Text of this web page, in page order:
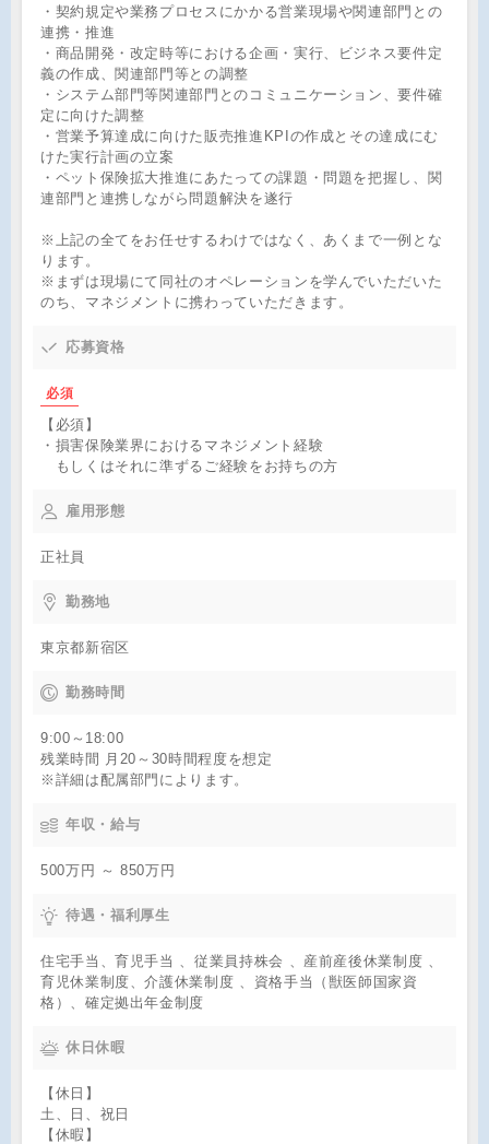
・契約規定や業務プロセスにかかる営業現場や関連部門との
連携・推進
・商品開発・改定時等における企画・実行、ビジネス要件定
義の作成、関連部門等との調整
・システム部門等関連部門とのコミュニケーション、要件確
定に向けた調整
・営業予算達成に向けた販売推進KPIの作成とその達成にむ
けた実行計画の立案
・ペット保険拡大推進にあたっての課題・問題を把握し、関
連部門と連携しながら問題解決を遂行
※上記の全てをお任せするわけではなく、あくまで一例とな
ります。
※まずは現場にて同社のオペレーションを学んでいただいた
のち、マネジメントに携わっていただきます。
応募資格
必須
【必須】
・損害保険業界におけるマネジメント経験
もしくはそれに準ずるご経験をお持ちの方
雇用形態
正社員
勤務地
東京都新宿区
勤務時間
9:00～18:00
残業時間 月20～30時間程度を想定
※詳細は配属部門によります。
年収・給与
500万円 ～ 850万円
待遇・福利厚生
住宅手当、育児手当 、従業員持株会 、産前産後休業制度 、
育児休業制度、介護休業制度 、資格手当（獣医師国家資
格）、確定拠出年金制度
休日休暇
【休日】
土、日、祝日
【休暇】